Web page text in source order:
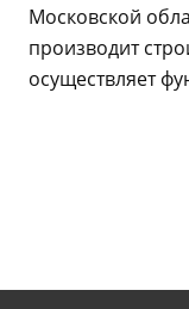
Московской
производит
осуществляет